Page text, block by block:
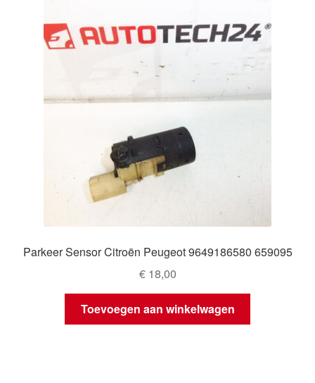
Parkeer Sensor Citroën Peugeot 9649186580 659095
€18,00
Toevoegen aan winkelwagen